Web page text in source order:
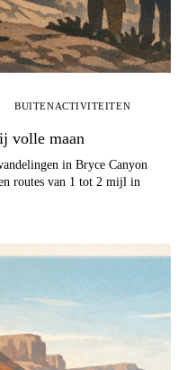
BUITENACTIVITEITEN
volle maan
in Bryce Canyon
routes van 1 tot 2 mijl in